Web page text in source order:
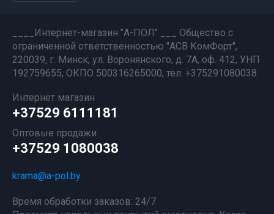
____Интернет-магазин "А-ПОЛ" ___ Общество с
ограниченной ответственностью "АСВ КомФорт",
220039, г. Минск, ул. Воронянского, д. 7А, оф. 412, УНП
192759655, ОКПО 500316265000, тел. +375291080038
Интернет магазин
+37529 6111181
Оптовые продажи
+37529 1080038
krama@a-pol.by
Время обработки заказов: 24/7